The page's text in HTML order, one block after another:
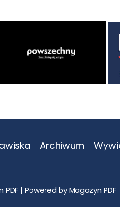
Archiwum
| Powered by Magazyn PDF